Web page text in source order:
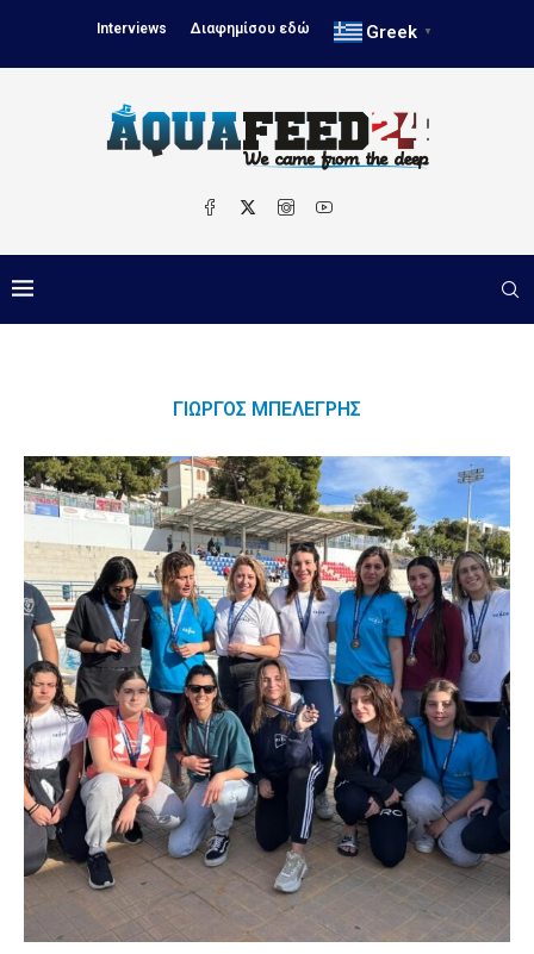
Interviews Διαφημίσου εδώ Greek ▼
ΓΙΏΡΓΟΣ ΜΠΕΛΈΓΡΗΣ